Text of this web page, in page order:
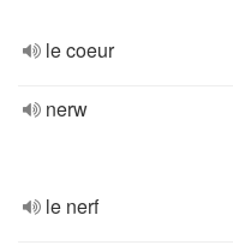
le coeur
nerw
le nerf